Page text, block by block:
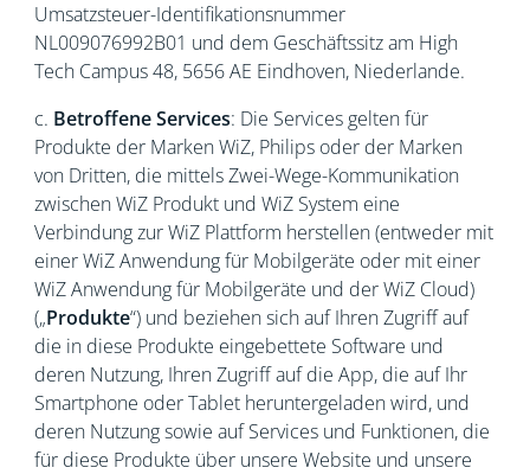
Umsatzsteuer-Identifikationsnummer
NL009076992B01 und dem Geschäftssitz am High
Tech Campus 48, 5656 AE Eindhoven, Niederlande.
c. Betroffene Services: Die Services gelten für
Produkte der Marken WiZ, Philips oder der Marken
von Dritten, die mittels Zwei-Wege-Kommunikation
zwischen WiZ Produkt und WiZ System eine
Verbindung zur WiZ Plattform herstellen (entweder mit
einer WiZ Anwendung für Mobilgeräte oder mit einer
WiZ Anwendung für Mobilgeräte und der WiZ Cloud)
(„Produkte“) und beziehen sich auf Ihren Zugriff auf
die in diese Produkte eingebettete Software und
deren Nutzung, Ihren Zugriff auf die App, die auf Ihr
Smartphone oder Tablet heruntergeladen wird, und
deren Nutzung sowie auf Services und Funktionen, die
für diese Produkte über unsere Website und unsere